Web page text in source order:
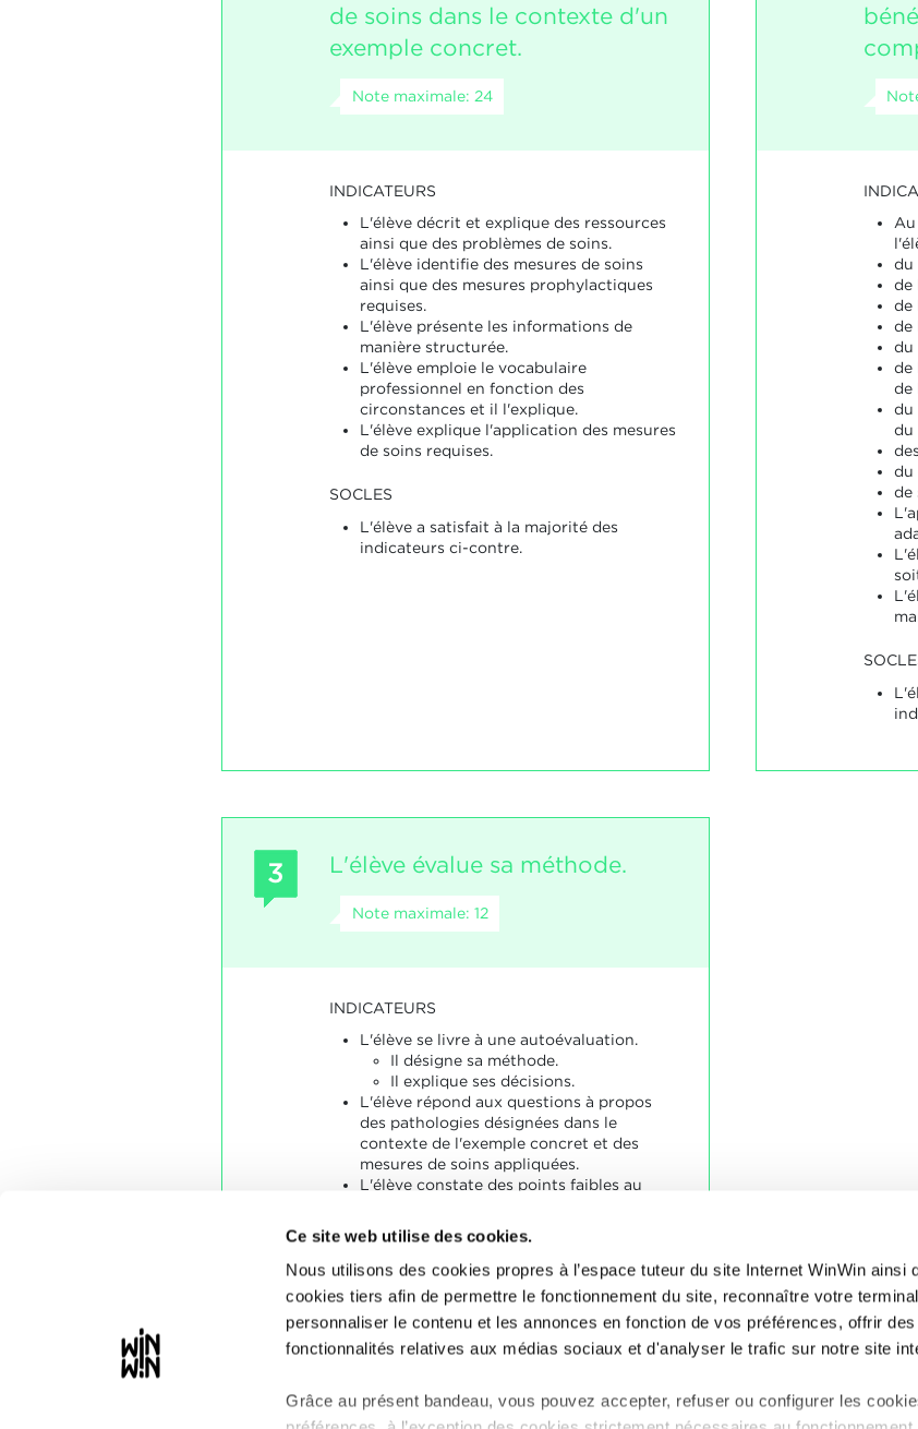
Ce site web utilise des cookies.
Nous utilisons des cookies propres à l’espace tuteur du site Internet WinWin ainsi
cookies tiers afin de permettre le fonctionnement du site, reconnaître votre
personnaliser le contenu et les annonces en fonction de vos préférences, offrir des
fonctionnalités relatives aux médias sociaux et d'analyser le trafic sur notre site
Grâce au présent bandeau, vous pouvez accepter, refuser ou configurer les
de soins dans le contexte d'un
exemple concret.
Note maximale: 24
INDICATEURS
L'élève décrit et explique des ressources
ainsi que des problèmes de soins.
L'élève identifie des mesures de soins
ainsi que des mesures prophylactiques
requises.
L'élève présente les informations de
manière structurée.
L'élève emploie le vocabulaire
professionnel en fonction des
circonstances et il l'explique.
L'élève explique l'application des mesures
de soins requises.
SOCLES
L'élève a satisfait à la majorité des
indicateurs ci-contre.
du
de
de
de
du
de
de
du
du
du
de
3 L'élève évalue sa méthode.
Note maximale: 12
INDICATEURS
L'élève se livre à une autoévaluation.
Il désigne sa méthode.
Il explique ses décisions.
L'élève répond aux questions à propos
des pathologies désignées dans le
contexte de l'exemple concret et des
mesures de soins appliquées.
L'élève constate des points faibles au
des circonstances de soins.
SOCLES
L'élève a satisfait à la majorité des
indicateurs ci-contre.